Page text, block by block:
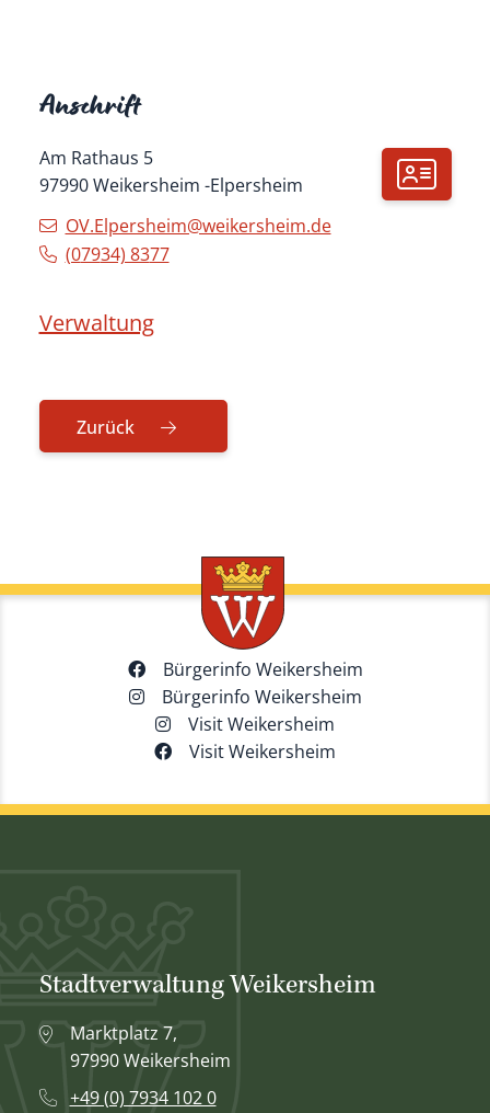
Anschrift
Elpersheim
Am Rathaus 5
97990 Weikersheim
OV.Elpersheim@weikersheim.de
(07934) 8377
Verwaltung
Zurück
Bürgerinfo Weikersheim
Bürgerinfo Weikersheim
Visit Weikersheim
Visit Weikersheim
Stadtverwaltung Weikersheim
Marktplatz 7,
97990 Weikersheim
+49 (0) 7934 102 0